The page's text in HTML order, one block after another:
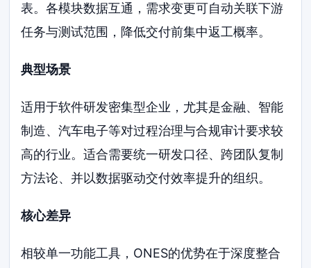
表。各模块数据互通，需求变更可自动关联下游
任务与测试范围，降低交付前集中返工概率。
典型场景
适用于软件研发密集型企业，尤其是金融、智能
制造、汽车电子等对过程治理与合规审计要求较
高的行业。适合需要统一研发口径、跨团队复制
方法论、并以数据驱动交付效率提升的组织。
核心差异
相较单一功能工具，ONES的优势在于深度整合